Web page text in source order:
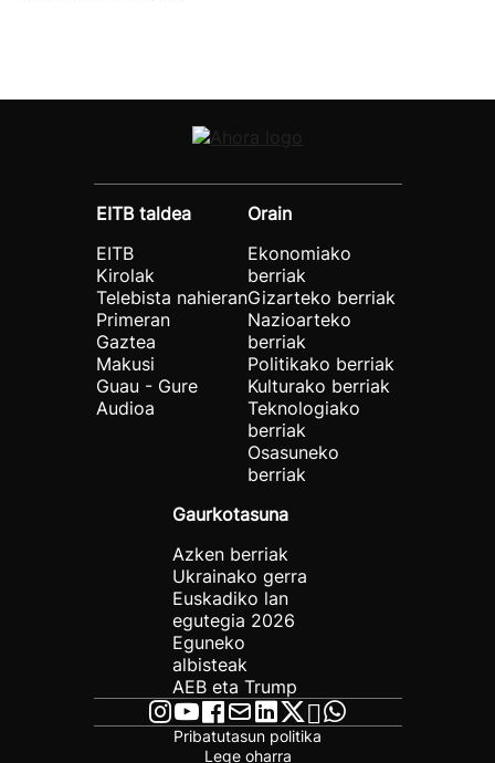
EITB taldea
EITB
Kirolak
Telebista nahieran
Primeran
Gaztea
Makusi
Guau - Gure
Audioa
Orain
Ekonomiako
berriak
Gizarteko berriak
Nazioarteko
berriak
Politikako berriak
Kulturako berriak
Teknologiako
berriak
Osasuneko
berriak
Gaurkotasuna
Azken berriak
Ukrainako gerra
Euskadiko lan
egutegia 2026
Eguneko
albisteak
AEB eta Trump
Pribatutasun politika
Lege oharra